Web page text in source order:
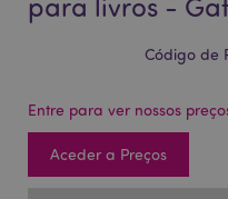
Código de
Entre para ver nossos
Aceder a Preços